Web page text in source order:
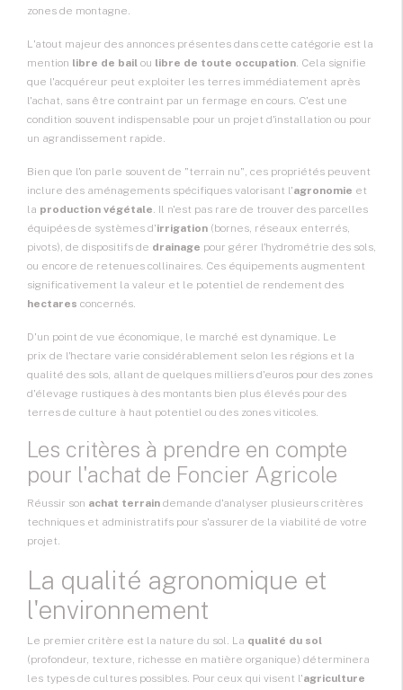
zones de montagne.
L'atout majeur des annonces présentes dans cette catégorie est la
mention libre de bail ou libre de toute occupation. Cela signifie
que l'acquéreur peut exploiter les terres immédiatement après
l'achat, sans être contraint par un fermage en cours. C'est une
condition souvent indispensable pour un projet d'installation ou pour
un agrandissement rapide.
Bien que l'on parle souvent de "terrain nu", ces propriétés peuvent
inclure des aménagements spécifiques valorisant l'agronomie et
la production végétale. Il n'est pas rare de trouver des parcelles
équipées de systèmes d'irrigation (bornes, réseaux enterrés,
pivots), de dispositifs de drainage pour gérer l'hydrométrie des sols,
ou encore de retenues collinaires. Ces équipements augmentent
significativement la valeur et le potentiel de rendement des
hectares concernés.
D'un point de vue économique, le marché est dynamique. Le
prix de l'hectare varie considérablement selon les régions et la
qualité des sols, allant de quelques milliers d'euros pour des zones
d'élevage rustiques à des montants bien plus élevés pour des
terres de culture à haut potentiel ou des zones viticoles.
Les critères à prendre en compte
pour l'achat de Foncier Agricole
Réussir son achat terrain demande d'analyser plusieurs critères
techniques et administratifs pour s'assurer de la viabilité de votre
projet.
La qualité agronomique et
l'environnement
Le premier critère est la nature du sol. La qualité du sol
(profondeur, texture, richesse en matière organique) déterminera
les types de cultures possibles. Pour ceux qui visent l'agriculture